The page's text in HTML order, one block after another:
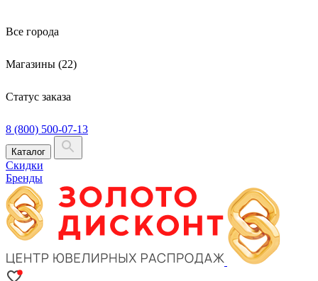
Все города
Магазины (22)
Статус заказа
8 (800) 500-07-13
Каталог
Скидки
Бренды